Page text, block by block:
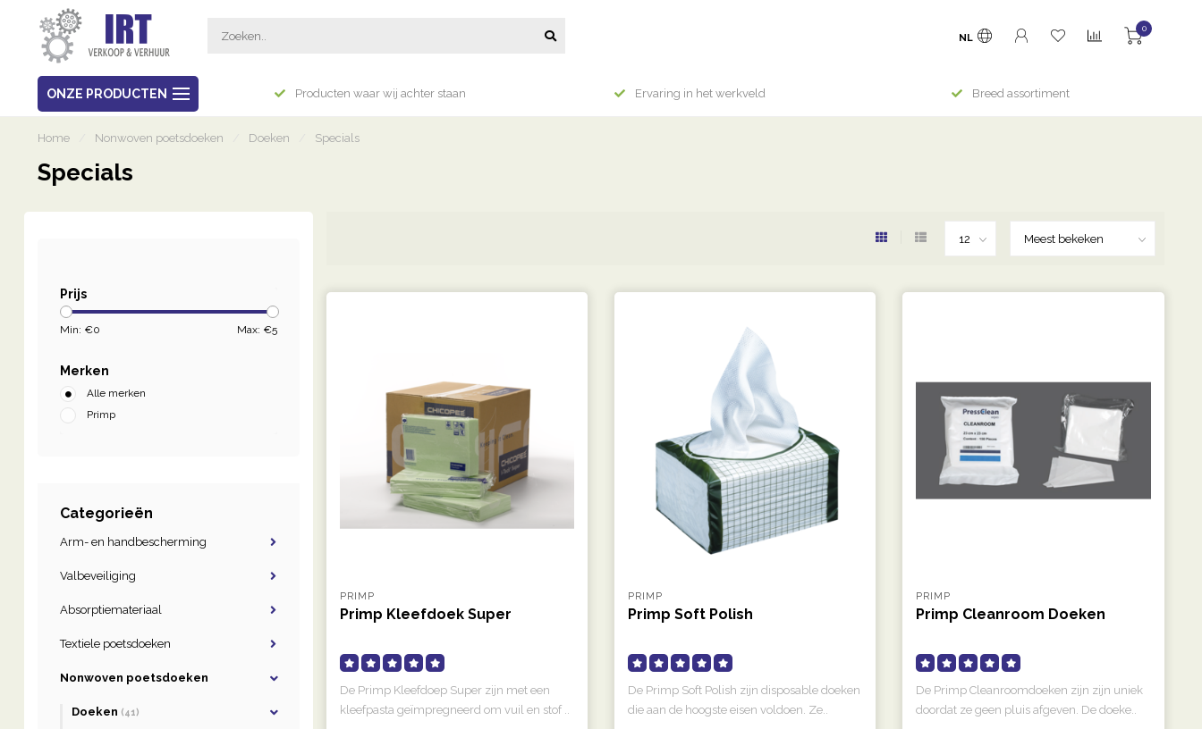
NL
0
ONZE PRODUCTEN
Breed assortiment Producten waar wij achter staan Ervaring in het werkveld Breed assortiment
Home Nonwoven poetsdoeken Doeken Specials
Specials
Prijs
Min: €0 Max: €5
Merken
Alle merken
Primp
Categorieën
Arm- en handbescherming
Valbeveiliging
Absorptiemateriaal
Textiele poetsdoeken
Nonwoven poetsdoeken
Doeken (41)
PRIMP
Primp Kleefdoek Super
De Primp Kleefdoep Super zijn met een
kleefpasta geïmpregneerd om vuil en stof ..
PRIMP
Primp Soft Polish
De Primp Soft Polish zijn disposable doeken
die aan de hoogste eisen voldoen. Ze..
PRIMP
Primp Cleanroom Doeken
De Primp Cleanroomdoeken zijn zijn uniek
doordat ze geen pluis afgeven. De doeke..